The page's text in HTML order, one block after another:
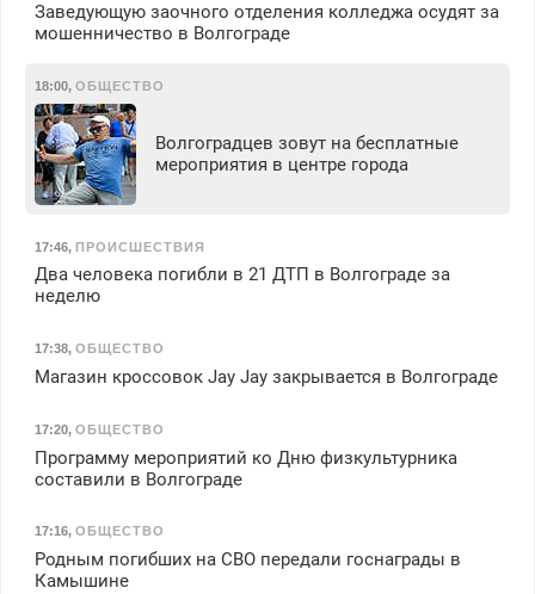
Заведующую заочного отделения колледжа осудят за
мошенничество в Волгограде
18:00, ОБЩЕСТВО
Волгоградцев зовут на бесплатные
мероприятия в центре города
17:46, ПРОИСШЕСТВИЯ
Два человека погибли в 21 ДТП в Волгограде за
неделю
17:38, ОБЩЕСТВО
Магазин кроссовок Jay Jay закрывается в Волгограде
17:20, ОБЩЕСТВО
Программу мероприятий ко Дню физкультурника
составили в Волгограде
17:16, ОБЩЕСТВО
Родным погибших на СВО передали госнаграды в
Камышине